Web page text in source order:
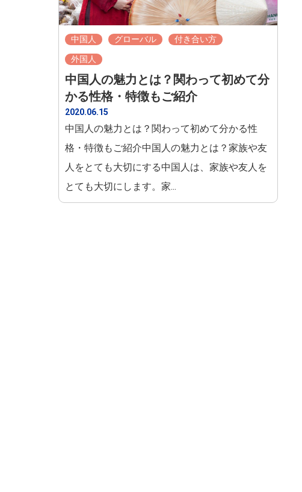
中国人 グローバル 付き合い方
外国人
中国人の魅力とは？関わって初めて分
かる性格・特徴もご紹介
2020.06.15
中国人の魅力とは？関わって初めて分かる性
格・特徴もご紹介中国人の魅力とは？家族や友
人をとても大切にする中国人は、家族や友人を
とても大切にします。家...